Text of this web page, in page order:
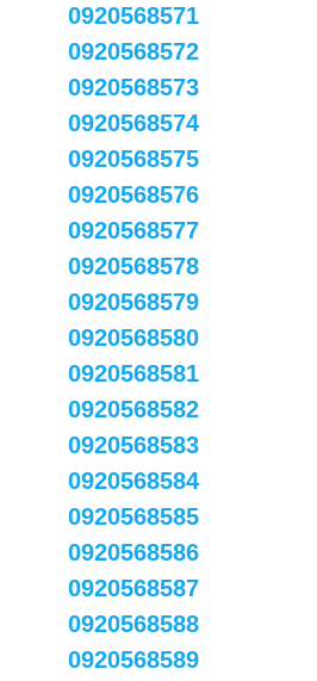
0920568571
0920568572
0920568573
0920568574
0920568575
0920568576
0920568577
0920568578
0920568579
0920568580
0920568581
0920568582
0920568583
0920568584
0920568585
0920568586
0920568587
0920568588
0920568589